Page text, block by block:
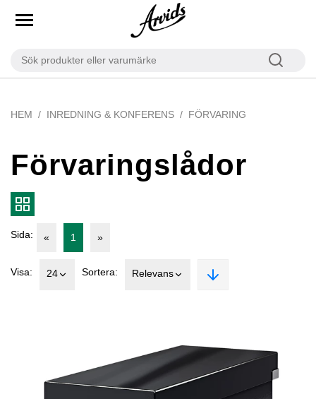
HEM INREDNING & KONFERENS FÖRVARING
Förvaringslådor
Sida: « 1 »
Visa: 24 Sortera: Relevans